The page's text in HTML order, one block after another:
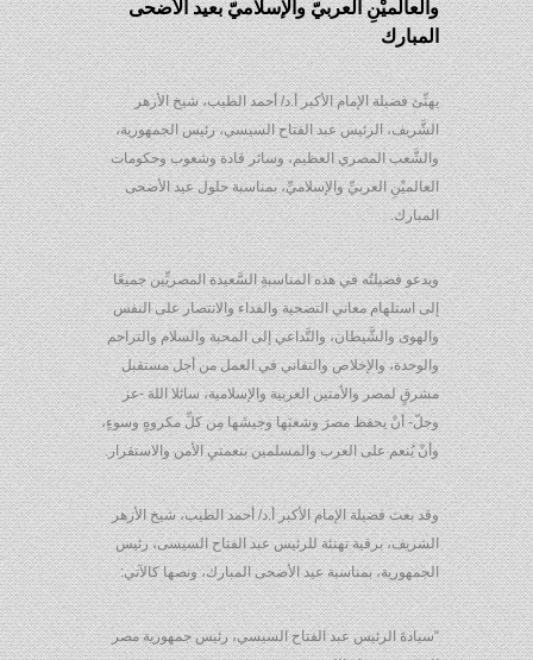
والعالميْنِ العربيّ والإسلاميّ بعيد الأضحى
المبارك
يهنِّئ فضيلة الإمام الأكبر أ.د/ أحمد الطيب، شيخ الأزهر
الشَّريف، الرئيس عبد الفتاح السيسي، رئيس الجمهورية،
والشَّعب المصري العظيم، وسائر قادة وشعوب وحكومات
العالميْنِ العربيِّ والإسلاميِّ، بمناسبة حلول عيد الأضحى
المبارك.
ويدعو فضيلتُه في هذه المناسبةِ السَّعيدة المصريِّين جميعًا
إلى استلهام معاني التضحية والفداء والانتصار على النفس
والهوى والشَّيطان، والتَّداعي إلى المحبة والسلام والتراحم
والوحدة، والإخلاص والتفاني في العمل من أجل مستقبل
مشرقٍ لمصر والأمتين العربية والإسلامية، سائلا اللهَ -عز
وجلّ- أنْ يحفظ مصرَ وشعبَها وجيشَها مِن كلِّ مكروهٍ وسوءٍ،
وأنْ يُنعم على العرب والمسلمين بنعمتيِ الأمن والاستقرار.
وقد بعث فضيلة الإمام الأكبر أ.د/ أحمد الطيب، شيخ الأزهر
الشريف، برقية تهنئة للرئيس عبد الفتاح السيسى، رئيس
الجمهورية، بمناسبة عيد الأضحى المبارك، ونصها كالآتي:
“سيادةَ الرئيس عبد الفتاح السيسي، رئيس جمهورية مصر